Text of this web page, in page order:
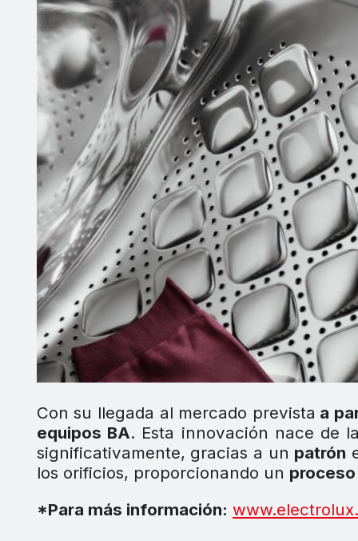
Con su llegada al mercado prevista a
equipos BA. Esta innovación nace de
significativamente, gracias a un patrón
los orificios, proporcionando un
*Para más información: